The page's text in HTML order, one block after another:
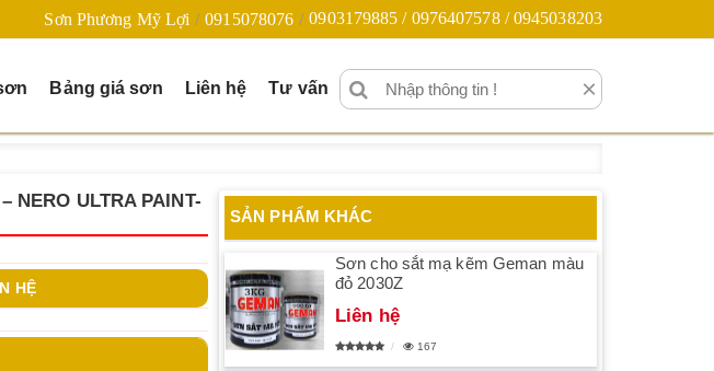
Sơn Phương Mỹ Lợi 0915078076 0903179885 / 0976407578 / 0945038203
Bảng giá sơn Liên hệ Tư vấn ×
NERO ULTRA PAINT-
HỆ
SẢN PHẨM KHÁC
Sơn cho sắt mạ kẽm Geman màu
đỏ 2030Z
Liên hệ
167